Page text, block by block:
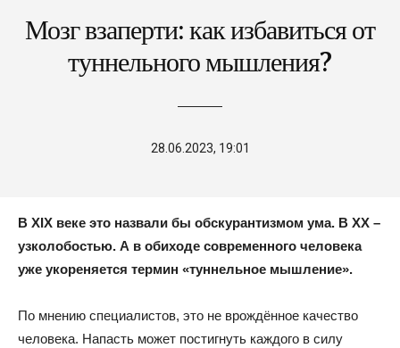
Мозг взаперти: как избавиться от
туннельного мышления?
28.06.2023, 19:01
В XIX веке это назвали бы обскурантизмом ума. В XX –
узколобостью. А в обиходе современного человека
уже укореняется термин «туннельное мышление».
По мнению специалистов, это не врождённое качество
человека. Напасть может постигнуть каждого в силу